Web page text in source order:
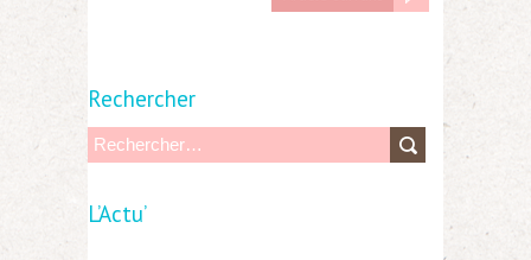
Rechercher
L’Actu’